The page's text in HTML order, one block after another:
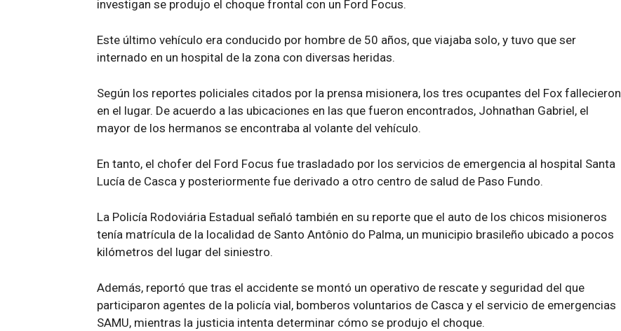
investigan se produjo el choque frontal con un Ford Focus.
Este último vehículo era conducido por hombre de 50 años, que viajaba solo, y tuvo que ser
internado en un hospital de la zona con diversas heridas.
Según los reportes policiales citados por la prensa misionera, los tres ocupantes del Fox fallecieron
en el lugar. De acuerdo a las ubicaciones en las que fueron encontrados, Johnathan Gabriel, el
mayor de los hermanos se encontraba al volante del vehículo.
En tanto, el chofer del Ford Focus fue trasladado por los servicios de emergencia al hospital Santa
Lucía de Casca y posteriormente fue derivado a otro centro de salud de Paso Fundo.
La Policía Rodoviária Estadual señaló también en su reporte que el auto de los chicos misioneros
tenía matrícula de la localidad de Santo Antônio do Palma, un municipio brasileño ubicado a pocos
kilómetros del lugar del siniestro.
Además, reportó que tras el accidente se montó un operativo de rescate y seguridad del que
participaron agentes de la policía vial, bomberos voluntarios de Casca y el servicio de emergencias
SAMU, mientras la justicia intenta determinar cómo se produjo el choque.